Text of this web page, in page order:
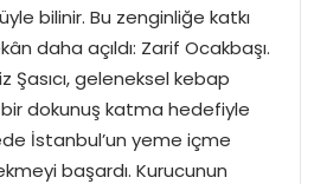
bilinir. Bu zenginliğe katkı
daha açıldı: Zarif Ocakbaşı.
Şasıcı, geleneksel kebap
dokunuş katma hedefiyle
İstanbul’un yeme içme
başardı. Kurucunun